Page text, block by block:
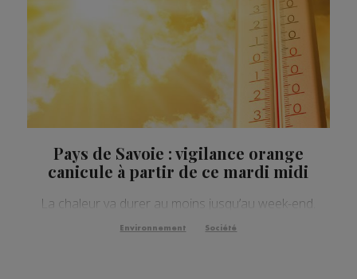
Pays de Savoie : vigilance orange
canicule à partir de ce mardi midi
La chaleur va durer au moins jusqu’au week-end.
Environnement Société